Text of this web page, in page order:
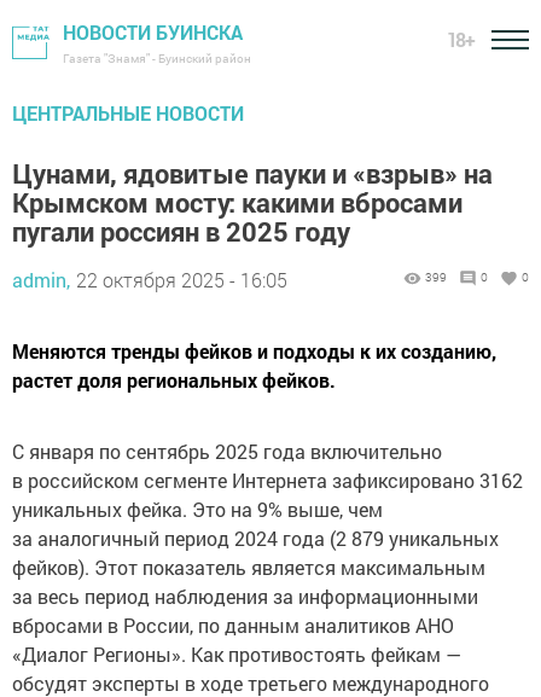
НОВОСТИ БУИНСКА
Газета "Знамя" - Буинский район
18+
ЦЕНТРАЛЬНЫЕ НОВОСТИ
Цунами, ядовитые пауки и «взрыв» на
Крымском мосту: какими вбросами
пугали россиян в 2025 году
admin, 22 октября 2025 - 16:05 399 0 0
Меняются тренды фейков и подходы к их созданию,
растет доля региональных фейков.
С января по сентябрь 2025 года включительно
в российском сегменте Интернета зафиксировано 3162
уникальных фейка. Это на 9% выше, чем
за аналогичный период 2024 года (2 879 уникальных
фейков). Этот показатель является максимальным
за весь период наблюдения за информационными
вбросами в России, по данным аналитиков АНО
«Диалог Регионы». Как противостоять фейкам —
обсудят эксперты в ходе третьего международного